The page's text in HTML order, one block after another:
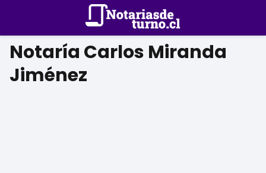
Notaría Carlos Miranda
Jiménez